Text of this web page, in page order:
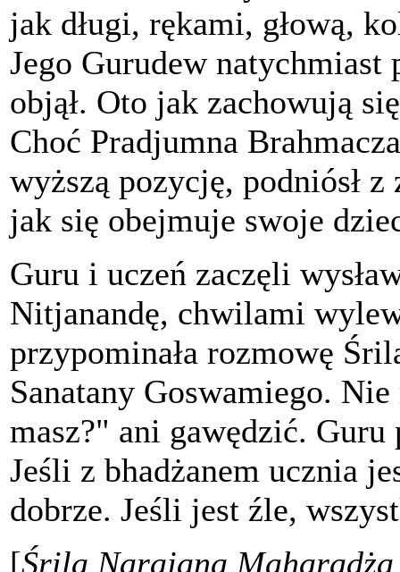
jak długi, rękami, głową,
Jego Gurudew natychmiast
objął. Oto jak zachowują
Choć Pradjumna
wyższą pozycję, podniósł
jak się obejmuje swoje
Guru i uczeń zaczęli
Nitjanandę, chwilami
przypominała rozmowę
Sanatany Goswamiego.
masz?" ani gawędzić.
Jeśli z bhadżanem ucznia
dobrze. Jeśli jest źle,
[Śrila Narajana